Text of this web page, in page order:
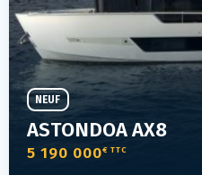
ASTONDOA AX8
5 190 000€ TTC
NEUF